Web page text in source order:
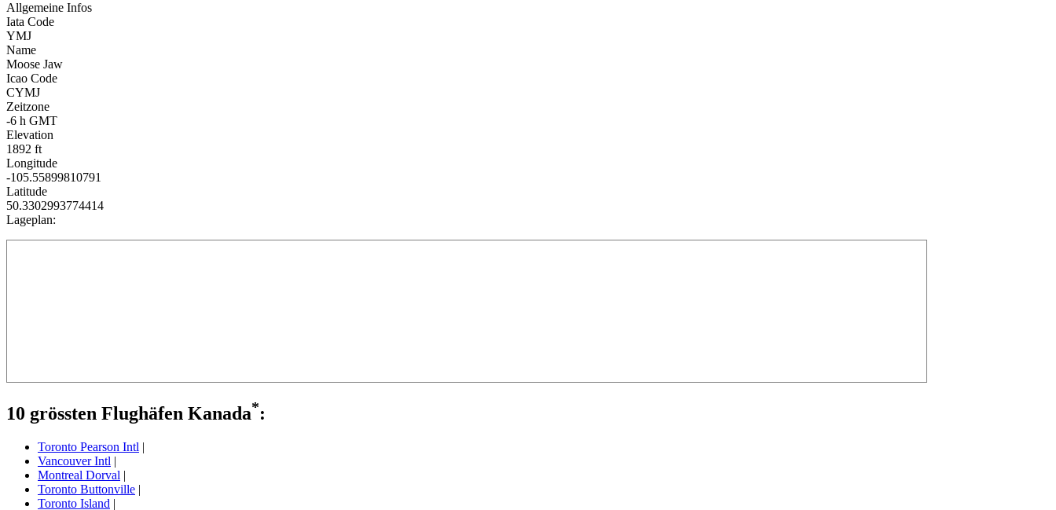
Allgemeine Infos
Iata Code
YMJ
Name
Moose Jaw
Icao Code
CYMJ
Zeitzone
-6 h GMT
Elevation
1892 ft
Longitude
-105.55899810791
Latitude
50.3302993774414
Lageplan:
10 grössten Flughäfen Kanada*:
Toronto Pearson Intl |
Vancouver Intl |
Montreal Dorval |
Toronto Buttonville |
Toronto Island |